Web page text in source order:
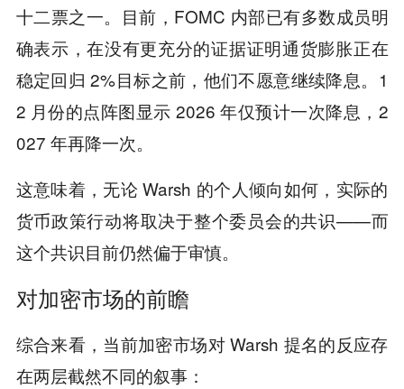
十二票之一。目前，FOMC 内部已有多数成员明
确表示，在没有更充分的证据证明通货膨胀正在
稳定回归 2%目标之前，他们不愿意继续降息。1
2 月份的点阵图显示 2026 年仅预计一次降息，2
027 年再降一次。
这意味着，无论 Warsh 的个人倾向如何，实际的
货币政策行动将取决于整个委员会的共识——而
这个共识目前仍然偏于审慎。
对加密市场的前瞻
综合来看，当前加密市场对 Warsh 提名的反应存
在两层截然不同的叙事：